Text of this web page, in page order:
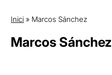
Inici » Marcos Sánchez
Marcos Sánchez